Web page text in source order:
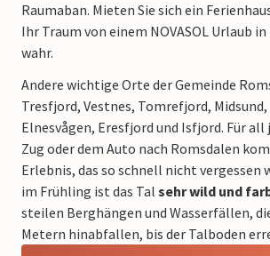
Raumaban. Mieten Sie sich ein
Ihr Traum von einem NOVASOL Urlaub
wahr.
Andere wichtige Orte der Gemeinde
Tresfjord, Vestnes, Tomrefjord, Midsund,
Elnesvågen, Eresfjord und Isfjord. Für all
Zug oder dem Auto nach Romsdalen
Erlebnis, das so schnell nicht vergessen
im Frühling ist das Tal sehr wild und
steilen Berghängen und Wasserfällen,
Metern hinabfallen, bis der Talboden